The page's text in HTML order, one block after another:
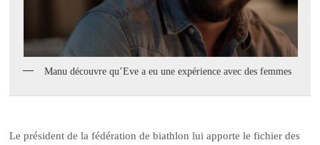
Manu découvre qu’Eve a eu une expérience avec des femmes
Le président de la fédération de biathlon lui apporte le fichier des